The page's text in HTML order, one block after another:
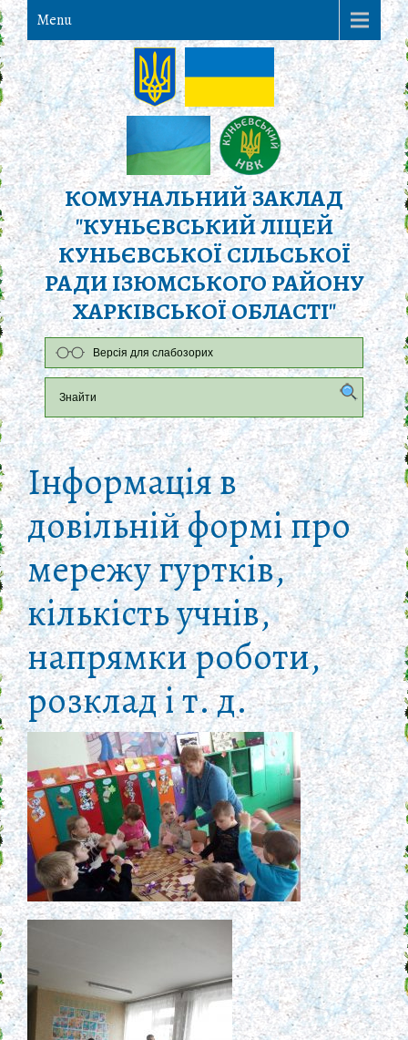
Menu
КОМУНАЛЬНИЙ ЗАКЛАД
"КУНЬЄВСЬКИЙ ЛІЦЕЙ
КУНЬЄВСЬКОЇ СІЛЬСЬКОЇ
РАДИ ІЗЮМСЬКОГО РАЙОНУ
ХАРКІВСЬКОЇ ОБЛАСТІ"
Версія для слабозорих
Інформація в
довільній формі про
мережу гуртків,
кількість учнів,
напрямки роботи,
розклад і т. д.